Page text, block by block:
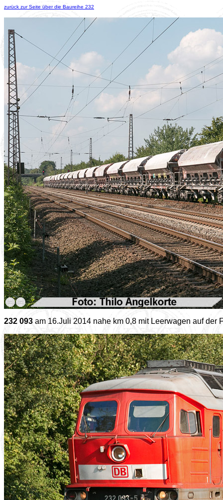
zurück zur Seite über die Baureihe 232
232 093 am 16.Juli 2014 nahe km 0,8 mit Leerwagen auf der